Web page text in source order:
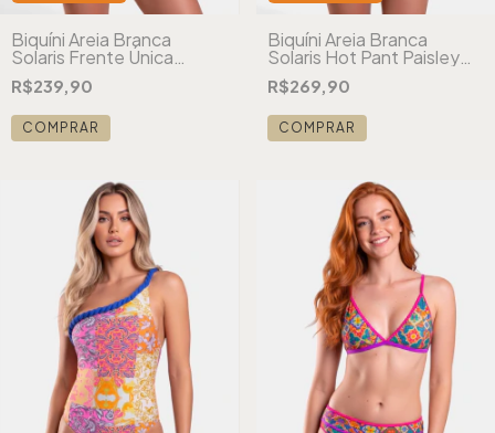
Biquíni Areia Branca
Solaris Frente Única
Paisley Laranja
R$239,90
COMPRAR
Biquíni Areia Branca
Solaris Hot Pant Paisley
Laranja
R$269,90
COMPRAR